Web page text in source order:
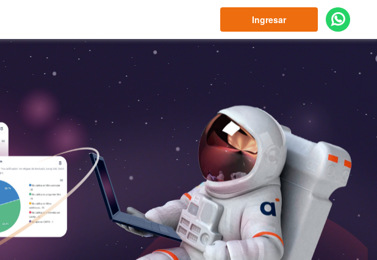
Ingresar